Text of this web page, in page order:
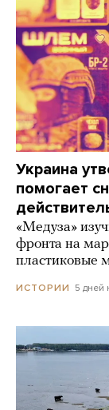
Украина
помогает
«Медуза»
фронта на
пластиковые
ИСТОРИИ 5 дней